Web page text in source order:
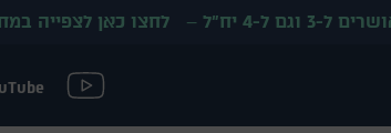
ל-4 יח״ל – לחצו כאן לצפייה